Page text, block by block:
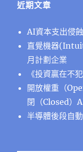
近期文章
AI資本支出侵
直覺機器
月計劃企業
《投資贏在不
開放權重（
閉（Closed）
半導體後段⾃